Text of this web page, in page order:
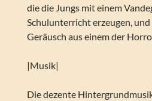
die die Jungs mit einem
Schulunterricht erzeugen, und
Geräusch aus einem der
|Musik|
Die dezente